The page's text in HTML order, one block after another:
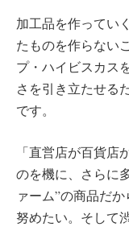
加工品を作ってい
たものを作らない
プ・ハイビスカス
さを引き立たせる
です。
「直営店が百貨店
のを機に、さらに
ァーム”の商品だ
努めたい。そして